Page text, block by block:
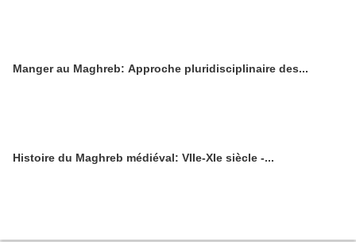
Manger au Maghreb: Approche pluridisciplinaire des...
Histoire du Maghreb médiéval: VIIe-XIe siècle -...